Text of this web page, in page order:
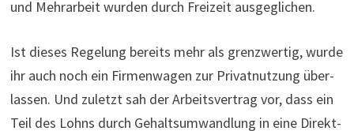
und Mehr­ar­beit wurden durch Frei­zeit aus­ge­gli­chen.
Ist dieses Regelung bereits mehr als grenzwertig, wurde
ihr auch noch ein Firmenwagen zur Pri­vat­nut­zung über­
lassen. Und zuletzt sah der Arbeits­ver­trag vor, dass ein
Teil des Lohns durch Gehalts­um­wand­lung in eine Direkt­